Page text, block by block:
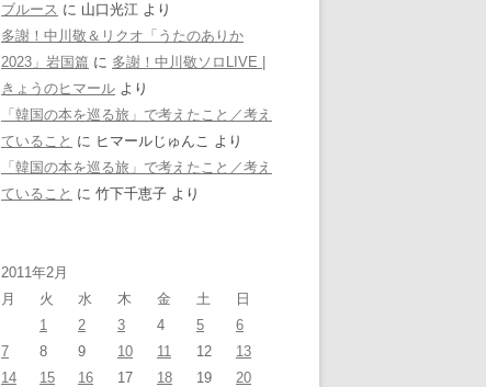
ブルース に 山口光江 より
多謝！中川敬＆リクオ「うたのありか
2023」岩国篇 に 多謝！中川敬ソロLIVE |
きょうのヒマール より
「韓国の本を巡る旅」で考えたこと／考え
ていること に ヒマールじゅんこ より
「韓国の本を巡る旅」で考えたこと／考え
ていること に 竹下千恵子 より
2011年2月
月
火 水 木 金 土
日
1
2 3 4 5
6
7
8 9 10 11 12
13
14
15 16 17 18 19
20